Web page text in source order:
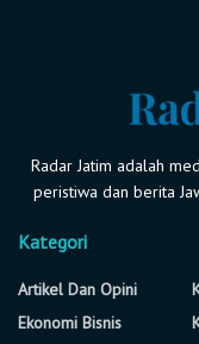
Radar Jatim adalah
peristiwa dan berita
Kategori
Artikel Dan Opini
Ekonomi Bisnis